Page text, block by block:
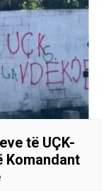
të UÇK-
Komandant